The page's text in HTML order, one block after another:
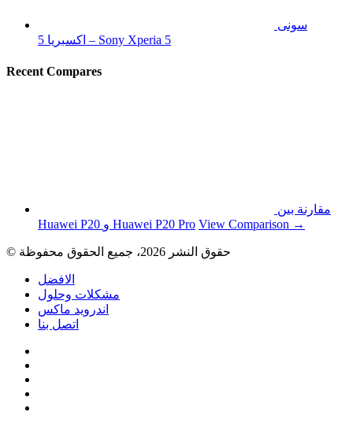
سونى
اكسبريا 5 – Sony Xperia 5
Recent Compares
مقارنة بين
Huawei P20 و Huawei P20 Pro View Comparison →
الافضل
مشكلات وحلول
اندرويد ماكس
اتصل بنا